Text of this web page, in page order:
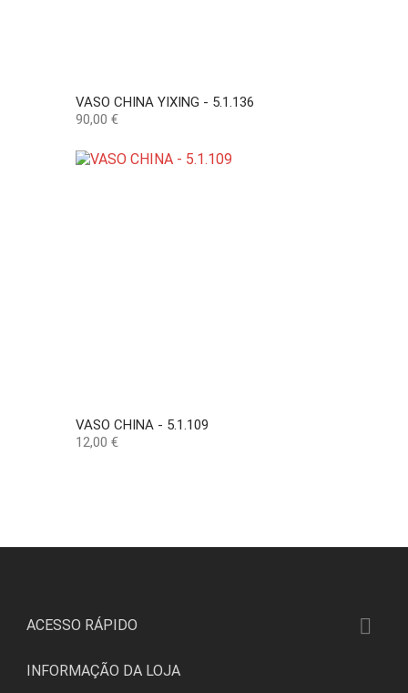
VASO CHINA YIXING - 5.1.136
Preço
90,00 €
VASO CHINA - 5.1.109
Preço
12,00 €
ACESSO RÁPIDO 
INFORMAÇÃO DA LOJA